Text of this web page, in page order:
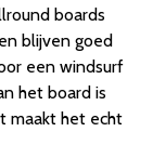
boards
blijven goed
een windsurf
het board is
maakt het echt